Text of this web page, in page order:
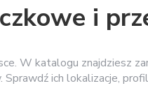
i
W katalogu znajdziesz
ich lokalizacje,